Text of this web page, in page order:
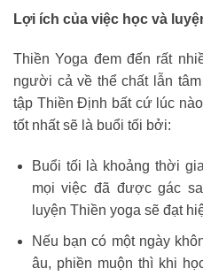
Lợi ích của việc học và
Thiền Yoga đem đến rất
người cả về thể chất lẫn
tập Thiền Định bất cứ lúc
tốt nhất sẽ là buổi tối bởi:
Buổi tối là khoảng thời
mọi việc đã được gác
luyện Thiền yoga sẽ đạt
Nếu bạn có một ngày
âu, phiền muộn thì khi